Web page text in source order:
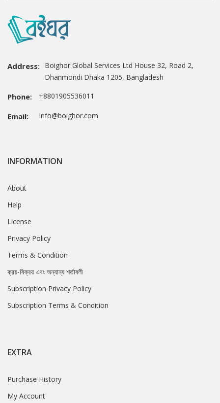
Address: Boighor Global Services Ltd House 32, Road 2,
Dhanmondi Dhaka 1205, Bangladesh
Phone: +8801905536011
Email: info@boighor.com
INFORMATION
About
Help
License
Privacy Policy
Terms & Condition
ক্রয়-বিক্রয় এবং অন্যান্য শর্তাবলী
Subscription Privacy Policy
Subscription Terms & Condition
EXTRA
Purchase History
My Account